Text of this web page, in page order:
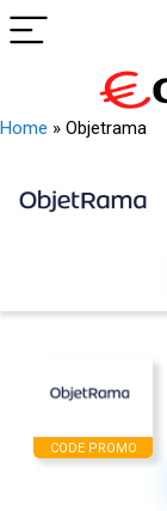
Home » Objetrama
CODE PROMO